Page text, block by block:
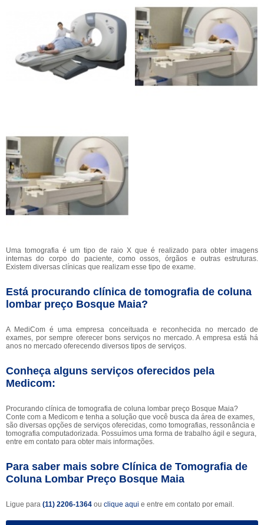
Uma tomografia é um tipo de raio X que é realizado para obter imagens
internas do corpo do paciente, como ossos, órgãos e outras estruturas.
Existem diversas clínicas que realizam esse tipo de exame.
Está procurando clínica de tomografia de coluna
lombar preço Bosque Maia?
A MediCom é uma empresa conceituada e reconhecida no mercado de
exames, por sempre oferecer bons serviços no mercado. A empresa está há
anos no mercado oferecendo diversos tipos de serviços.
Conheça alguns serviços oferecidos pela
Medicom:
Procurando clínica de tomografia de coluna lombar preço Bosque Maia?
Conte com a Medicom e tenha a solução que você busca da área de exames,
são diversas opções de serviços oferecidas, como tomografias, ressonância e
tomografia computadorizada. Possuímos uma forma de trabalho ágil e segura,
entre em contato para obter mais informações.
Para saber mais sobre Clínica de Tomografia de
Coluna Lombar Preço Bosque Maia
Ligue para (11) 2206-1364 ou clique aqui e entre em contato por email.